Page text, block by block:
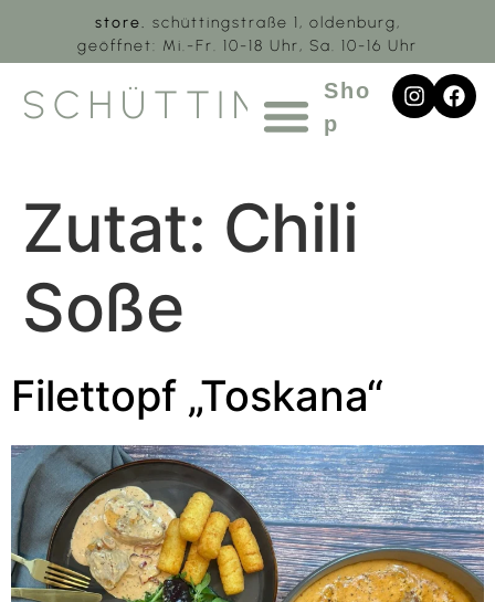
store. schüttingstraße 1, oldenburg,
geöffnet: Mi.-Fr. 10-18 Uhr, Sa. 10-16 Uhr
SCHÜTTING.1Sho
p
Zutat: Chili
Soße
Filettopf „Toskana“